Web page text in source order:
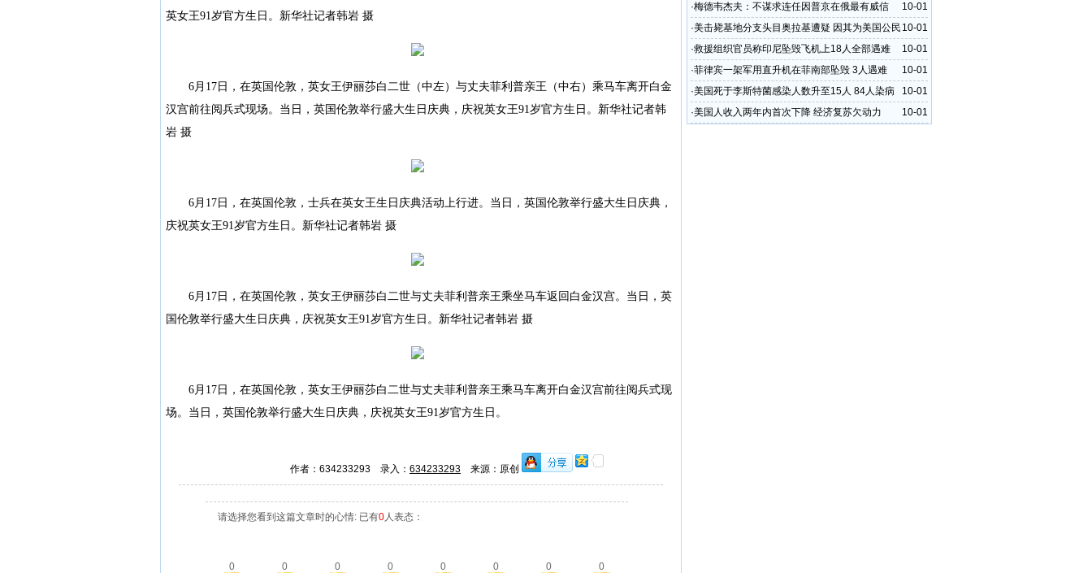
英女王91岁官方生日。新华社记者韩岩 摄
6月17日，在英国伦敦，英女王伊丽莎白二世（中左）与丈夫菲利普亲王（中右）乘马车离开白金
汉宫前往阅兵式现场。当日，英国伦敦举行盛大生日庆典，庆祝英女王91岁官方生日。新华社记者韩
岩 摄
6月17日，在英国伦敦，士兵在英女王生日庆典活动上行进。当日，英国伦敦举行盛大生日庆典，
庆祝英女王91岁官方生日。新华社记者韩岩 摄
6月17日，在英国伦敦，英女王伊丽莎白二世与丈夫菲利普亲王乘坐马车返回白金汉宫。当日，英
国伦敦举行盛大生日庆典，庆祝英女王91岁官方生日。新华社记者韩岩 摄
6月17日，在英国伦敦，英女王伊丽莎白二世与丈夫菲利普亲王乘马车离开白金汉宫前往阅兵式现
场。当日，英国伦敦举行盛大生日庆典，庆祝英女王91岁官方生日。
作者：634233293 录入： 634233293 来源：原创
请选择您看到这篇文章时的心情: 已有0人表态：
0 0 0 0 0 0 0 0
10-01
·梅德韦杰夫：不谋求连任因普京在俄最有威信
10-01
·美击毙基地分支头目奥拉基遭疑 因其为美国公民
10-01
·救援组织官员称印尼坠毁飞机上18人全部遇难
10-01
·菲律宾一架军用直升机在菲南部坠毁 3人遇难
10-01
·美国死于李斯特菌感染人数升至15人 84人染病
10-01
·美国人收入两年内首次下降 经济复苏欠动力